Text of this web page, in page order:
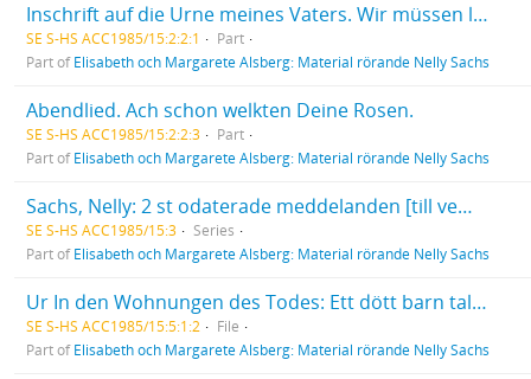
Inschrift auf die Urne meines Vaters. Wir müssen leiser, immer leiser werden.
SE S-HS ACC1985/15:2:2:1
Part
Part ofElisabeth och Margarete Alsberg: Material rörande Nelly Sachs
Abendlied. Ach schon welkten Deine Rosen.
SE S-HS ACC1985/15:2:2:3
Part
Part ofElisabeth och Margarete Alsberg: Material rörande Nelly Sachs
Sachs, Nelly: 2 st odaterade meddelanden [till vem oklart]. Anteckningar på kuvert och lös lapp.
SE S-HS ACC1985/15:3
Series
Part ofElisabeth och Margarete Alsberg: Material rörande Nelly Sachs
Ur In den Wohnungen des Todes: Ett dött barn talar. / Ein totes Kind spricht.
SE S-HS ACC1985/15:5:1:2
File
Part ofElisabeth och Margarete Alsberg: Material rörande Nelly Sachs